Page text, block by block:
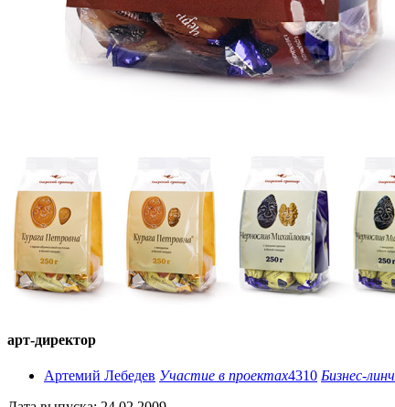
арт-директор
Артемий Лебедев Участие в проектах4310 Бизнес-линч